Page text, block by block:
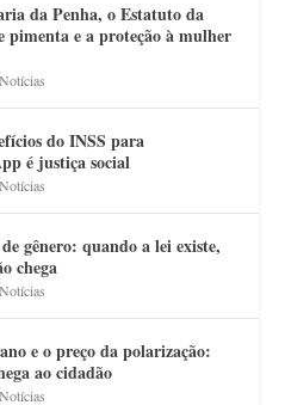
da Penha, o Estatuto da
pimenta e a proteção à mulher
Notícias
do INSS para
é justiça social
Notícias
gênero: quando a lei existe,
chega
Notícias
e o preço da polarização:
ao cidadão
Notícias